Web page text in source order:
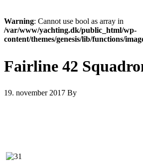
Warning: Cannot use bool as array in
/var/www/yachting.dk/public_html/wp-
content/themes/genesis/lib/functions/
Fairline 42
19. november 2017 By